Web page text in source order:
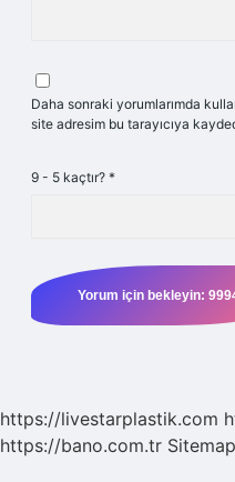
Daha sonraki yorumlarımda
site adresim bu tarayıcıya
9 - 5 kaçtır? *
https://livestarplastik.com
https://bano.com.tr Sitemap